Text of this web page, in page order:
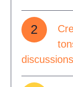
2
discussions